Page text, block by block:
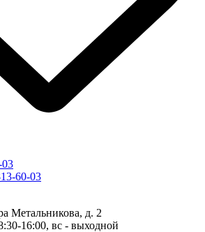
03
60-03
Метальникова, д. 2
16:00, вс - выходной